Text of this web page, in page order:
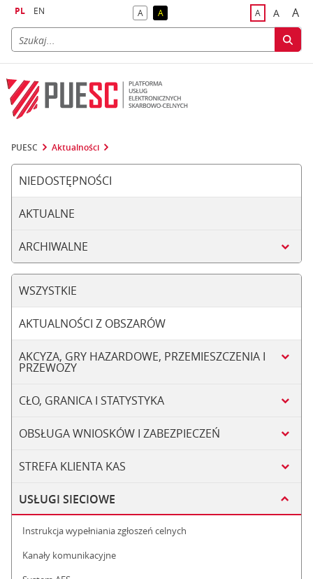
PL EN Akontrast domyślny
Akontrast żółty tekst na czarnym tle
Adomyślna
A A
PUESC Aktualności
NIEDOSTĘPNOŚCI
AKTUALNE
ARCHIWALNE
WSZYSTKIE
AKTUALNOŚCI Z OBSZARÓW
AKCYZA, GRY HAZARDOWE, PRZEMIESZCZENIA I
PRZEWOZY
CŁO, GRANICA I STATYSTYKA
OBSŁUGA WNIOSKÓW I ZABEZPIECZEŃ
STREFA KLIENTA KAS
USŁUGI SIECIOWE
Instrukcja wypełniania zgłoszeń celnych
Kanały komunikacyjne